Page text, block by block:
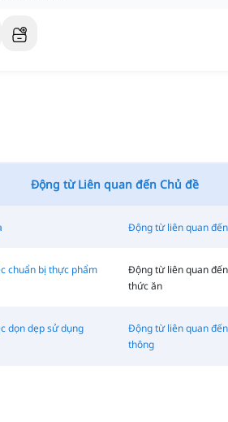
Động từ Liên quan đến Chủ đề
Động từ liên quan
chuẩn bị thực phẩm
Động từ liên quan
thức ăn
dọn dẹp sử dụng
Động từ liên quan
thông